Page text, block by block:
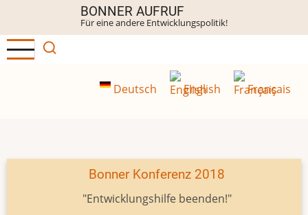
Inhalt
BONNER AUFRUF
Für eine andere Entwicklungspolitik!
Deutsch English Français
Bonner Konferenz 2018
"Entwicklungshilfe beenden!"